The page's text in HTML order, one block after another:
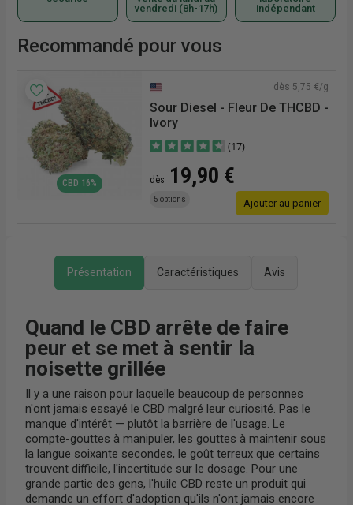
vendredi (8h-17h)
indépendant
Recommandé pour vous
CBD 16%
dès 5,75 €/g
Sour Diesel - Fleur De THCBD -
Ivory
(17)
dès 19,90 €
5 options Ajouter au panier
Présentation Caractéristiques Avis
Quand le CBD arrête de faire
peur et se met à sentir la
noisette grillée
Il y a une raison pour laquelle beaucoup de personnes
n'ont jamais essayé le CBD malgré leur curiosité. Pas le
manque d'intérêt — plutôt la barrière de l'usage. Le
compte-gouttes à manipuler, les gouttes à maintenir sous
la langue soixante secondes, le goût terreux que certains
trouvent difficile, l'incertitude sur le dosage. Pour une
grande partie des gens, l'huile CBD reste un produit qui
demande un effort d'adoption qu'ils n'ont jamais encore